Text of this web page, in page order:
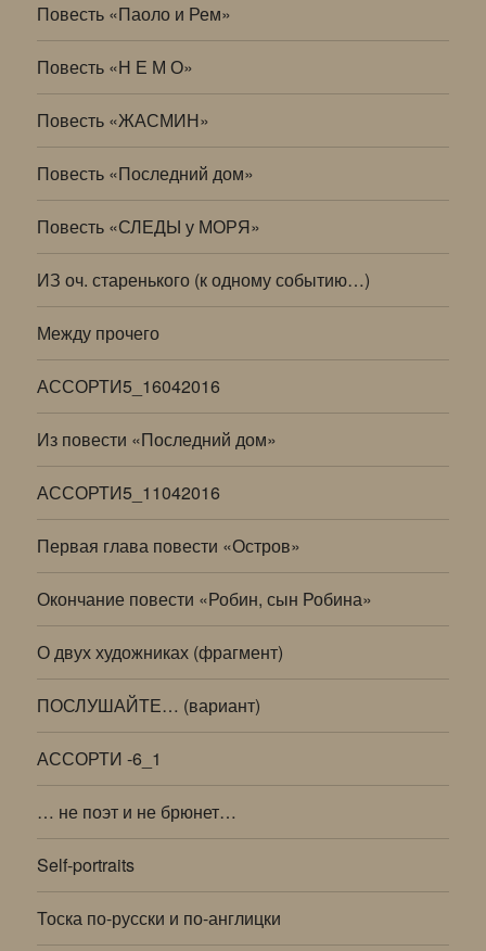
Повесть «Паоло и Рем»
Повесть «Н Е М О»
Повесть «ЖАСМИН»
Повесть «Последний дом»
Повесть «СЛЕДЫ у МОРЯ»
ИЗ оч. старенького (к одному событию…)
Между прочего
АССОРТИ5_16042016
Из повести «Последний дом»
АССОРТИ5_11042016
Первая глава повести «Остров»
Окончание повести «Робин, сын Робина»
О двух художниках (фрагмент)
ПОСЛУШАЙТЕ… (вариант)
АССОРТИ -6_1
… не поэт и не брюнет…
Self-portraits
Тоска по-русски и по-англицки